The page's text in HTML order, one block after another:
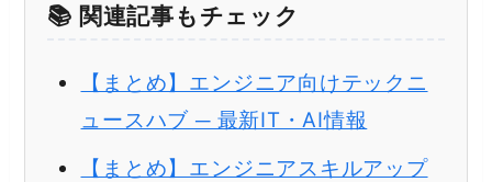
📚 関連記事もチェック
【まとめ】エンジニア向けテックニ
ュースハブ ─ 最新IT・AI情報
【まとめ】エンジニアスキルアップ